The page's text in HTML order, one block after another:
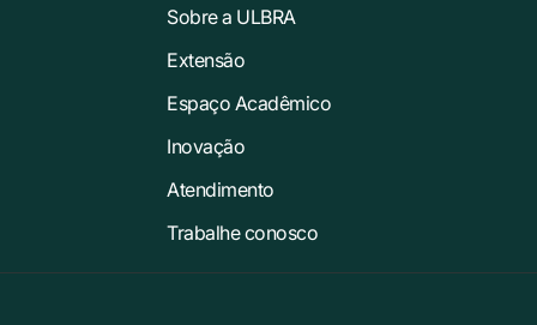
Sobre a ULBRA
Extensão
Espaço Acadêmico
Inovação
Atendimento
Trabalhe conosco